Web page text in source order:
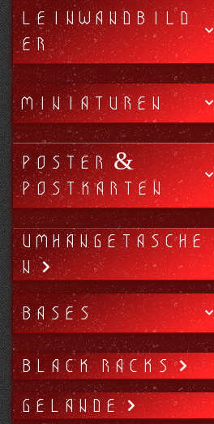
LEINWANDBILD
ER
MINIATUREN
POSTER &
POSTKARTEN
UMHÄNGETASCHE
N
BASES
BLACK RACKS
GELÄNDE